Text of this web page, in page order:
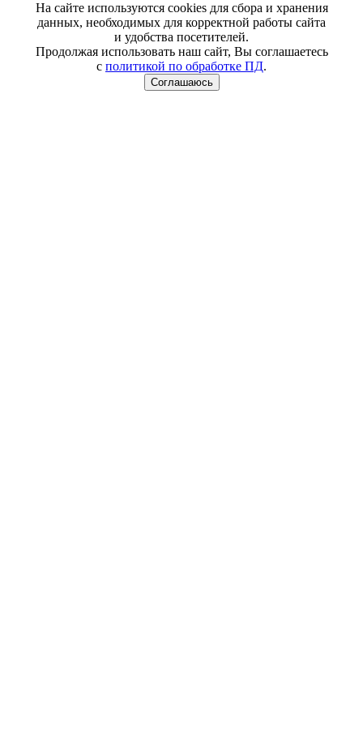
На сайте используются cookies для сбора и хранения
данных, необходимых для корректной работы сайта
и удобства посетителей.
Продолжая использовать наш сайт, Вы соглашаетесь
с политикой по обработке ПД.
Соглашаюсь